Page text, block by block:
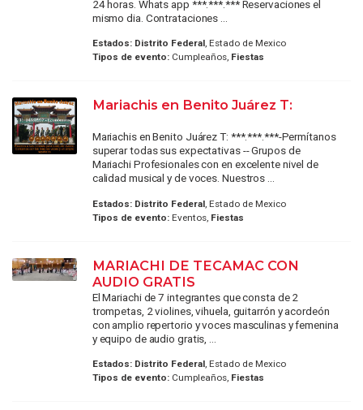
24 horas. Whats app ***.***.*** Reservaciones el
mismo dia. Contrataciones ...
Estados: Distrito Federal, Estado de Mexico
Tipos de evento:Cumpleaños, Fiestas
Mariachis en Benito Juárez T:
Mariachis en Benito Juárez T: ***.***.***-Permítanos
superar todas sus expectativas -- Grupos de
Mariachi Profesionales con en excelente nivel de
calidad musical y de voces. Nuestros ...
Estados: Distrito Federal, Estado de Mexico
Tipos de evento:Eventos, Fiestas
MARIACHI DE TECAMAC CON
AUDIO GRATIS
El Mariachi de 7 integrantes que consta de 2
trompetas, 2 violines, vihuela, guitarrón y acordeón
con amplio repertorio y voces masculinas y femenina
y equipo de audio gratis, ...
Estados: Distrito Federal, Estado de Mexico
Tipos de evento:Cumpleaños, Fiestas